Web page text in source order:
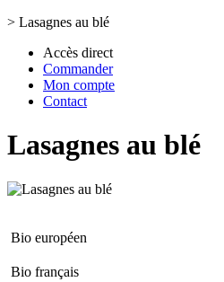
> Lasagnes au blé
Accès direct
Commander
Mon compte
Contact
Lasagnes au blé
Bio européen
Bio français